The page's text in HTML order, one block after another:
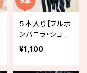
５本入り【ブルボ
ンバニラ・ショー
トサイズ（10-13c
m）】
¥1,100